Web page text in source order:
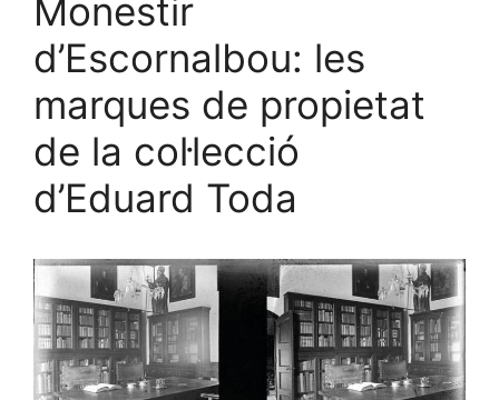
Monestir
d’Escornalbou: les
marques de propietat
de la col·lecció
d’Eduard Toda